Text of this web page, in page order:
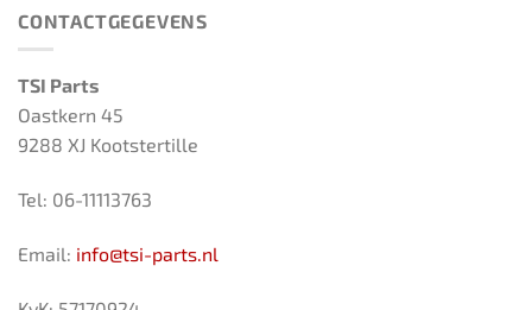
CONTACTGEGEVENS
TSI Parts
Oastkern 45
9288 XJ Kootstertille
Tel: 06-11113763
Email: info@tsi-parts.nl